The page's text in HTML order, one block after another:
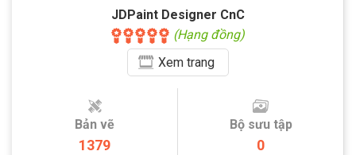
JDPaint Designer CnC
(Hạng đồng)
Xemtrang
Bản vẽ
1379
Bộ sưu tập
0